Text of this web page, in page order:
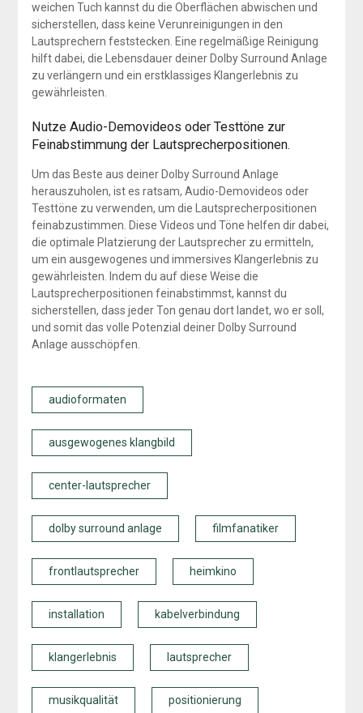
weichen Tuch kannst du die Oberflächen abwischen und
sicherstellen, dass keine Verunreinigungen in den
Lautsprechern feststecken. Eine regelmäßige Reinigung
hilft dabei, die Lebensdauer deiner Dolby Surround Anlage
zu verlängern und ein erstklassiges Klangerlebnis zu
gewährleisten.
Nutze Audio-Demovideos oder Testtöne zur
Feinabstimmung der Lautsprecherpositionen.
Um das Beste aus deiner Dolby Surround Anlage
herauszuholen, ist es ratsam, Audio-Demovideos oder
Testtöne zu verwenden, um die Lautsprecherpositionen
feinabzustimmen. Diese Videos und Töne helfen dir dabei,
die optimale Platzierung der Lautsprecher zu ermitteln,
um ein ausgewogenes und immersives Klangerlebnis zu
gewährleisten. Indem du auf diese Weise die
Lautsprecherpositionen feinabstimmst, kannst du
sicherstellen, dass jeder Ton genau dort landet, wo er soll,
und somit das volle Potenzial deiner Dolby Surround
Anlage ausschöpfen.
audioformaten
ausgewogenes klangbild
center-lautsprecher
dolby surround anlage filmfanatiker
frontlautsprecher heimkino
installation kabelverbindung
klangerlebnis lautsprecher
musikqualität positionierung